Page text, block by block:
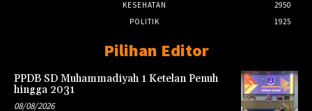
KESEHATAN
2950
POLITIK
1925
Pilihan Editor
PPDB SD Muhammadiyah 1 Ketelan Penuh
hingga 2031
08/08/2026